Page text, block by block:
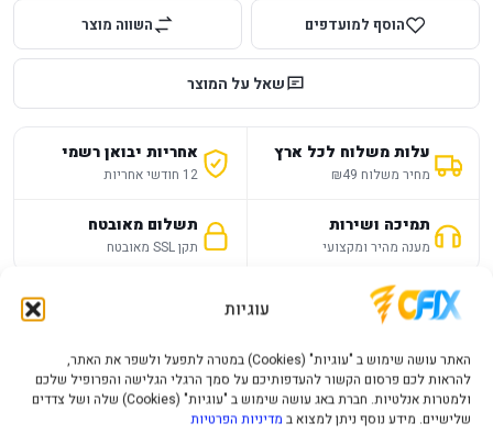
עוגיות
האתר עושה שימוש ב "עוגיות" (Cookies) במטרה לתפעל ולשפר את האתר,
להראות לכם פרסום הקשור להעדפותיכם על סמך הרגלי הגלישה והפרופיל שלכם
ולמטרות אנלטיות. חברת באג עושה שימוש ב "עוגיות" (Cookies) שלה ושל צדדים
שלישיים. מידע נוסף ניתן למצוא ב מדיניות הפרטיות
הוסף למועדפים השווה מוצר
שאל על המוצר
עלות משלוח לכל ארץ
מחיר משלוח ₪49
אחריות יבואן רשמי
12 חודשי אחריות
תמיכה ושירות
מענה מהיר ומקצועי
תשלום מאובטח
תקן SSL מאובטח
תיאור מוצר מפרט טכני שאלות נפוצות
גודל זכרון
2X16-32GB
קצב העברת נתונים